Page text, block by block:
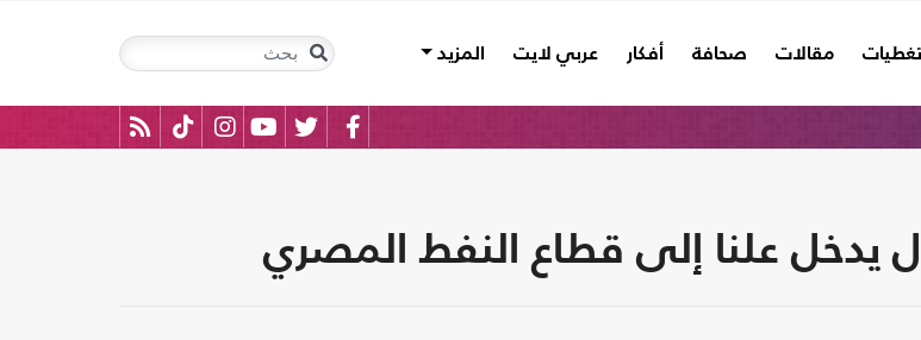
تغطيات مقالات صحافة أفكار عربي لايت المزيد
يدخل علنا إلى قطاع النفط المصري